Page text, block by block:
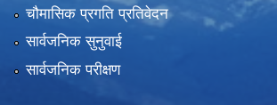
चौमासिक प्रगति प्रतिवेदन
सार्वजनिक सुनुवाई
सार्वजनिक परीक्षण